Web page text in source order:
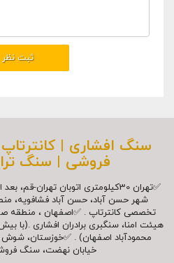
سنگ افشاری |
فروشی | سنگ
✅تهران 30کیلومتری اتوبان تهران-
شهر حسن آباد، حسن آباد فشافویه،
تخصصی کانترتاپ . ✅اصفهان ، منطقه
هیئت امنا، سنگبری برادران افشاری .(با
محمودآباد اصفهان) . ✅خوزستان، شوش
خیابان نهضت، سنگ